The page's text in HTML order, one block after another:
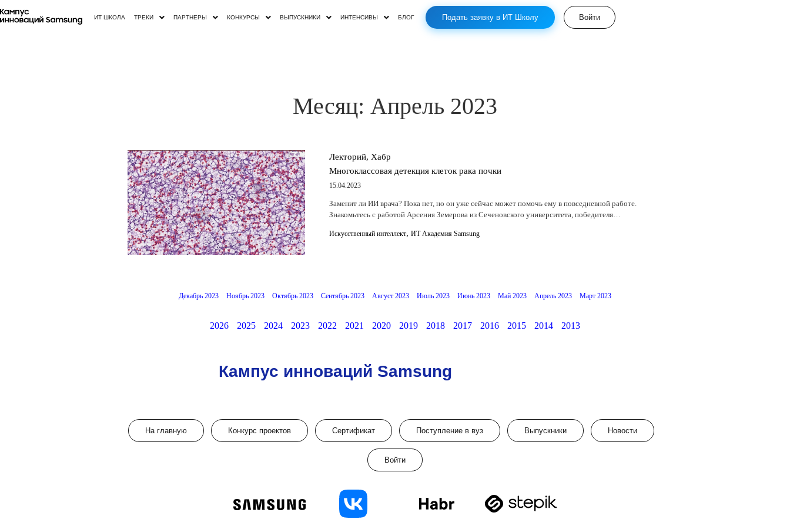
ИТ ШКОЛА ТРЕКИ ПАРТНЕРЫ КОНКУРСЫ ВЫПУСКНИКИ ИНТЕНСИВЫ БЛОГ Подать заявку в ИТ Школу Войти
Месяц: Апрель 2023
Лекторий, Хабр
Многоклассовая детекция клеток рака почки
15.04.2023
Заменит ли ИИ врача? Пока нет, но он уже сейчас может помочь ему в повседневной работе.
Знакомьтесь с работой Арсения Земерова из Сеченовского университета, победителя…
Искусственный интеллект, ИТ Академия Samsung
Декабрь 2023 Ноябрь 2023 Октябрь 2023 Сентябрь 2023 Август 2023 Июль 2023 Июнь 2023 Май 2023 Апрель 2023 Март 2023
2026 2025 2024 2023 2022 2021 2020 2019 2018 2017 2016 2015 2014 2013
Кампус инноваций Samsung
На главную Конкурс проектов Сертификат Поступление в вуз Выпускники Новости
Войти